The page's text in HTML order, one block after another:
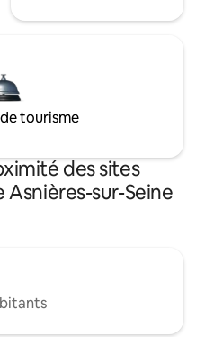
tourisme
des sites
sur-Seine